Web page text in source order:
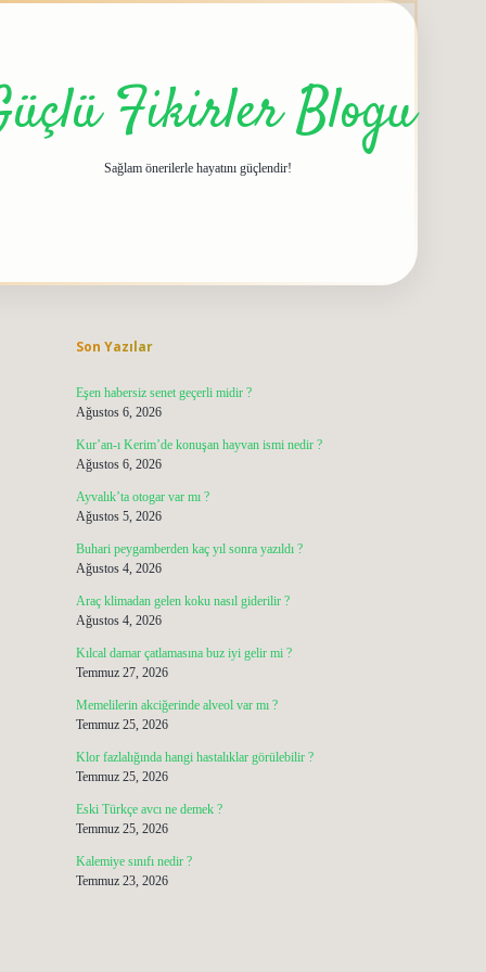
Fikirler Blogu
Sağlam önerilerle hayatını güçlendir!
Son Yazılar
Eşen habersiz senet geçerli midir ?
Ağustos 6, 2026
Kur’an-ı Kerim’de konuşan hayvan ismi nedir ?
Ağustos 6, 2026
Ayvalık’ta otogar var mı ?
Ağustos 5, 2026
Buhari peygamberden kaç yıl sonra yazıldı ?
Ağustos 4, 2026
Araç klimadan gelen koku nasıl giderilir ?
Ağustos 4, 2026
Kılcal damar çatlamasına buz iyi gelir mi ?
Temmuz 27, 2026
Memelilerin akciğerinde alveol var mı ?
Temmuz 25, 2026
Klor fazlalığında hangi hastalıklar görülebilir ?
Temmuz 25, 2026
Eski Türkçe avcı ne demek ?
Temmuz 25, 2026
Kalemiye sınıfı nedir ?
Temmuz 23, 2026